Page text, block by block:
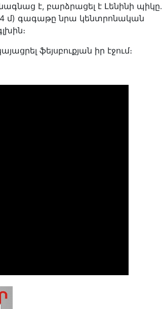
է, բարձրացել է Լենինի պիկը․
մ) գագաթը նրա կենտրոնական
ֆեյսբուքյան իր էջում։